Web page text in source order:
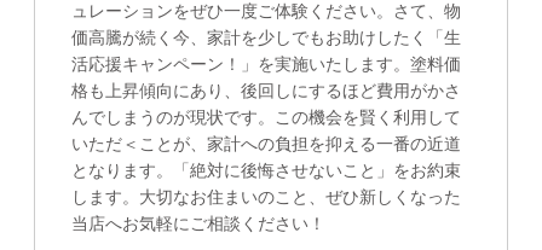
ュレーションをぜひ一度ご体験ください。さて、物
価高騰が続く今、家計を少しでもお助けしたく「生
活応援キャンペーン！」を実施いたします。塗料価
格も上昇傾向にあり、後回しにするほど費用がかさ
んでしまうのが現状です。この機会を賢く利用して
いただ＜ことが、家計への負担を抑える一番の近道
となります。「絶対に後悔させないこと」をお約束
します。大切なお住まいのこと、ぜひ新しくなった
当店へお気軽にご相談ください！